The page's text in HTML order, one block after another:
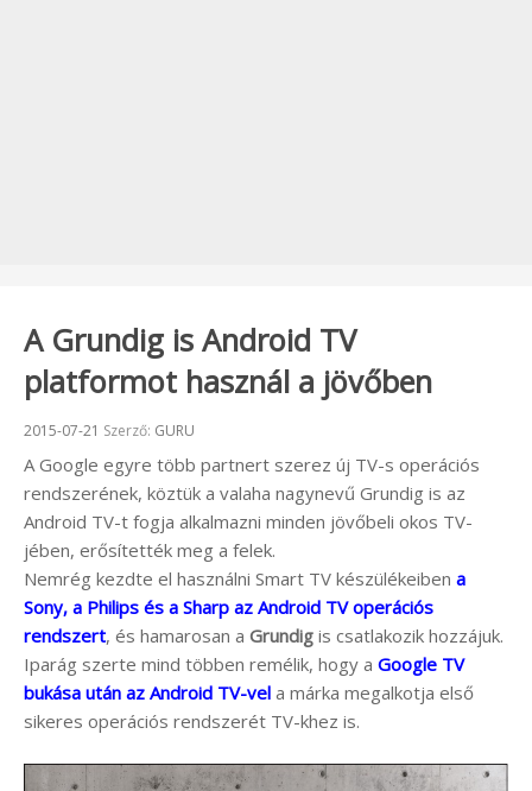
A Grundig is Android TV
platformot használ a jövőben
Beküldve:
2015-07-21 Szerző: GURU
A Google egyre több partnert szerez új TV-s operációs
rendszerének, köztük a valaha nagynevű Grundig is az
Android TV-t fogja alkalmazni minden jövőbeli okos TV-
jében, erősítették meg a felek.
Nemrég kezdte el használni Smart TV készülékeiben a
Sony, a Philips és a Sharp az Android TV operációs
rendszert, és hamarosan a Grundig is csatlakozik hozzájuk.
Iparág szerte mind többen remélik, hogy a Google TV
bukása után az Android TV-vel a márka megalkotja első
sikeres operációs rendszerét TV-khez is.